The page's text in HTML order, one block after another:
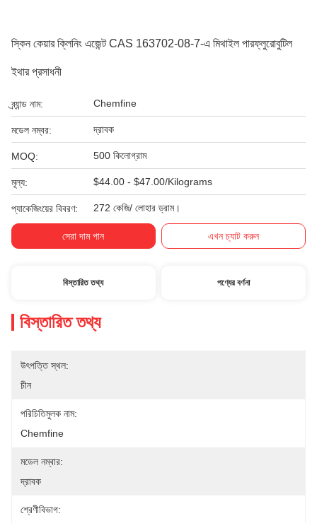
স্কিন কেয়ার ক্লিনিং এজেন্ট CAS 163702-08-7-এ মিথাইল পারফ্লুরোবুটিল
ইথার প্রসাধনী
ব্র্যান্ড নাম: Chemfine
মডেল নম্বর: দ্রাবক
MOQ: 500 কিলোগ্রাম
মূল্য: $44.00 - $47.00/Kilograms
প্যাকেজিংয়ের বিবরণ: 272 কেজি/ লোহার ড্রাম।
সেরা দাম পান এখন চ্যাট করুন
বিস্তারিত তথ্য পণ্যের বর্ণনা
বিস্তারিত তথ্য
উৎপত্তি স্থল:
চীন
পরিচিতিমুলক নাম:
Chemfine
মডেল নম্বার:
দ্রাবক
শ্রেণীবিভাগ: